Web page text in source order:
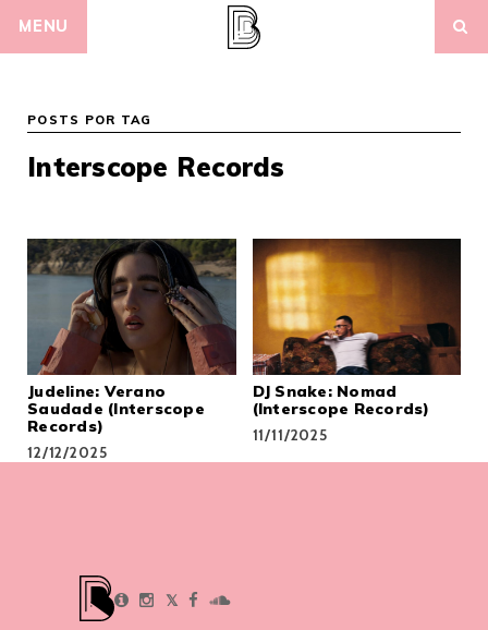
MENU
POSTS POR TAG
Interscope Records
Judeline: Verano
Saudade (Interscope
Records)
12/12/2025
DJ Snake: Nomad
(Interscope Records)
11/11/2025
𝕏